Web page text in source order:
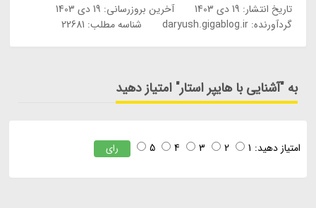
تاریخ انتشار: 19 دی 1403 آخرین بروزرسانی: 19 دی 1403
گردآورنده:daryush.gigablog.ir شناسه مطلب: 22681
به "آشنایی با هایپر استار" امتیاز دهید
امتیاز دهید: 1
2
3
4
5 رای